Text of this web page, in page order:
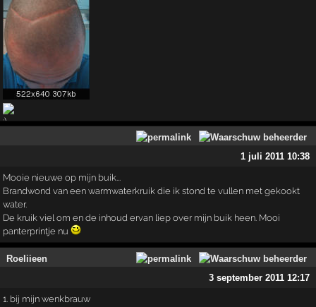
1 juli 2011 10:38
Mooie nieuwe op mijn buik...
Brandwond van een warmwaterkruik die ik stond te vullen met gekookt
water.
De kruik viel om en de inhoud ervan liep over mijn buik heen. Mooi
panterprintje nu
Roeliieen
3 september 2011 12:17
1. bij mijn wenkbrauw